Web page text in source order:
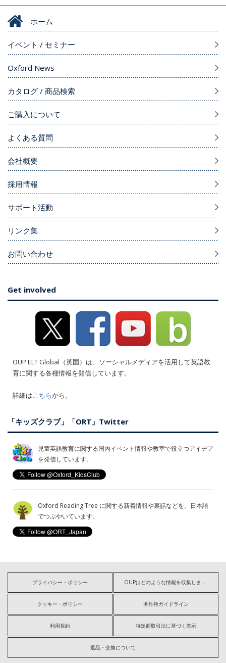
ホーム
イベント / セミナー
Oxford News
カタログ / 商品検索
ご購入について
よくある質問
会社概要
採用情報
サポート活動
リンク集
お問い合わせ
Get involved
OUP ELT Global（英国）は、ソーシャルメディアを活用して英語教
育に関する各種情報を発信しています。
詳細はこちらから。
「キッズクラブ」「ORT」Twitter
児童英語教育に関する国内イベント情報や教室で役立つアイデア
を発信しています。
Oxford Reading Tree に関する新着情報や裏話などを、日本語
でつぶやいています。
プライバシー・ポリシー OUPはどのような情報を収集しますか?
クッキー・ポリシー 著作権ガイドライン
利用規約 特定商取引法に基づく表示
返品・交換について